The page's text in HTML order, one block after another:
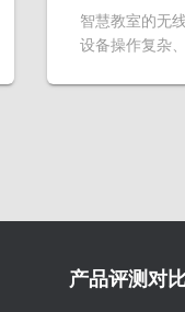
智慧教室的无
设备操作复杂
产品评测对